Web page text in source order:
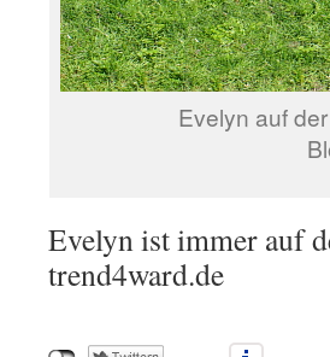
Evelyn auf
Evelyn ist immer auf
trend4ward.de